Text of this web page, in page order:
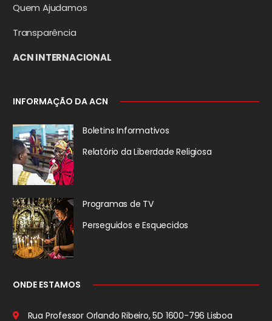
Quem Ajudamos
Transparência
ACN INTERNACIONAL
INFORMAÇÃO DA ACN
Boletins Informativos
Relatório da Liberdade Religiosa
Programas de TV
Perseguidos e Esquecidos
ONDE ESTAMOS
Rua Professor Orlando Ribeiro, 5D 1600-796 Lisboa